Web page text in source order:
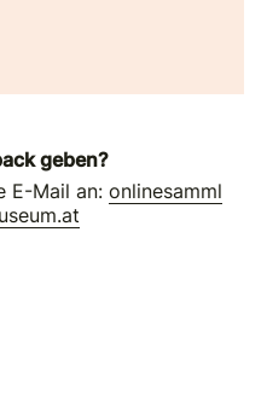
geben?
E-Mail an:onlinesamml